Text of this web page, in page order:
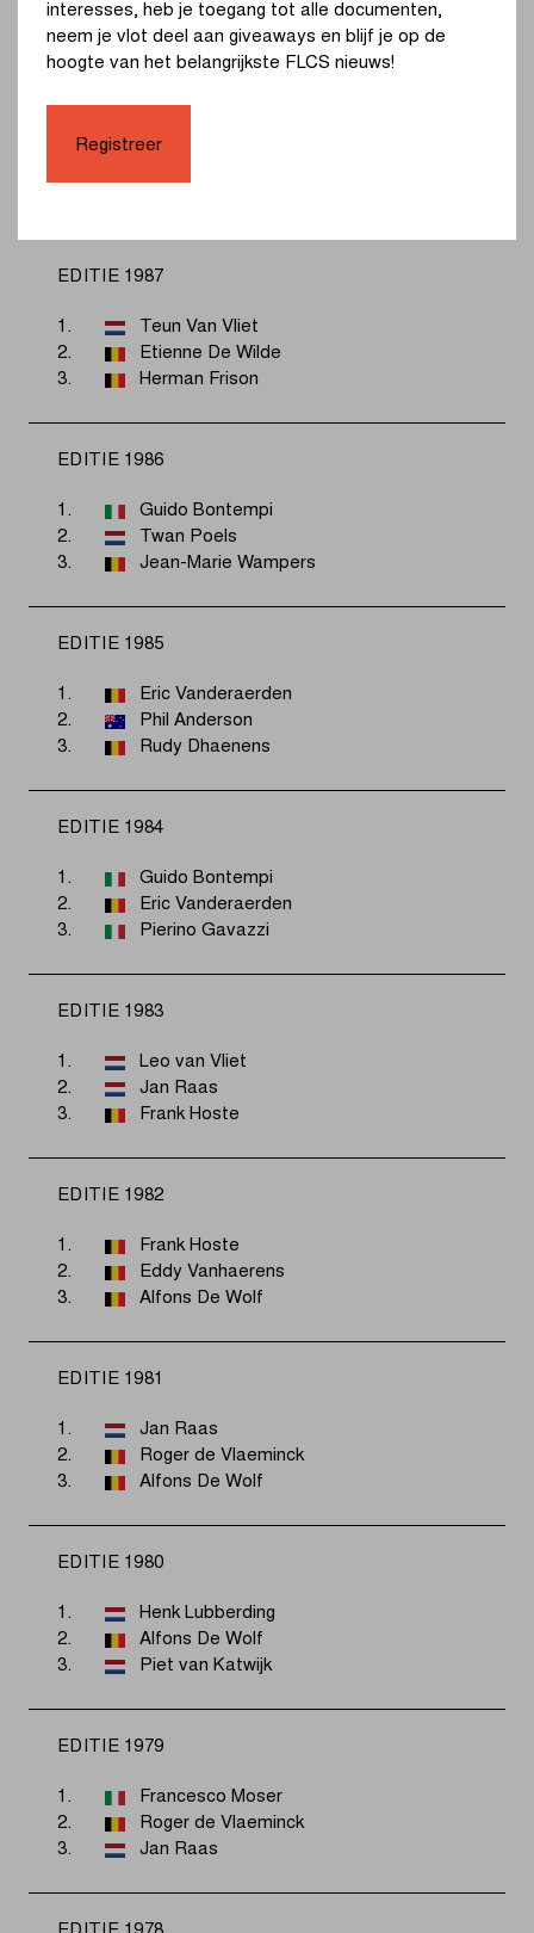
3. Rolf Sorensen
Sean Kelly
EDITIE 1987
1.
Teun Van Vliet
2.
Etienne De Wilde
3.
Herman Frison
EDITIE 1986
1.
Guido Bontempi
2.
Twan Poels
3.
Jean-Marie Wampers
EDITIE 1985
1.
Eric Vanderaerden
2.
Phil Anderson
3.
Rudy Dhaenens
EDITIE 1984
1.
Guido Bontempi
2.
Eric Vanderaerden
3.
Pierino Gavazzi
EDITIE 1983
1.
Leo van Vliet
2.
Jan Raas
3.
Frank Hoste
EDITIE 1982
1.
Frank Hoste
2.
Eddy Vanhaerens
3.
Alfons De Wolf
EDITIE 1981
1.
Jan Raas
2.
Roger de Vlaeminck
3.
Alfons De Wolf
EDITIE 1980
1.
Henk Lubberding
2.
Alfons De Wolf
3.
Piet van Katwijk
EDITIE 1979
1.
Francesco Moser
2.
Roger de Vlaeminck
3.
Jan Raas
interesses, heb je toegang tot alle documenten,
neem je vlot deel aan giveaways en blijf je op de
hoogte van het belangrijkste FLCS nieuws!
Registreer